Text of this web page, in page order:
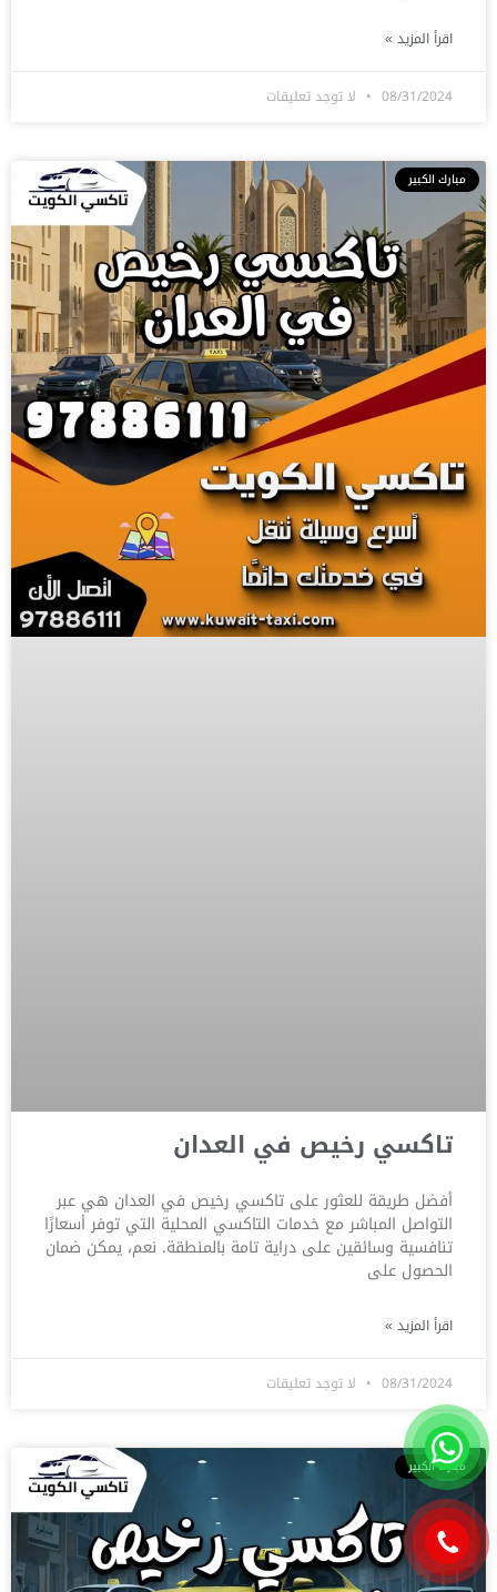
اقرأ المزيد »
08/31/2024 لا توجد تعليقات
مبارك الكبير
تاكسي رخيص في العدان
أفضل طريقة للعثور على تاكسي رخيص في العدان هي عبر
التواصل المباشر مع خدمات التاكسي المحلية التي توفر أسعارًا
تنافسية وسائقين على دراية تامة بالمنطقة. نعم، يمكن ضمان
الحصول على
اقرأ المزيد »
08/31/2024 لا توجد تعليقات
مبارك الكبير